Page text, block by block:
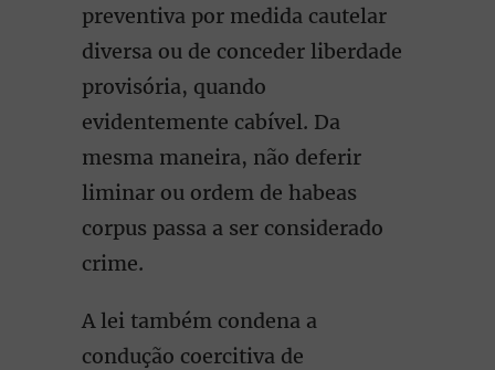
preventiva por medida cautelar
diversa ou de conceder liberdade
provisória, quando
evidentemente cabível. Da
mesma maneira, não deferir
liminar ou ordem de habeas
corpus passa a ser considerado
crime.
A lei também condena a
condução coercitiva de